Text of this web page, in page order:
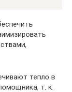
тепло в
т. к.